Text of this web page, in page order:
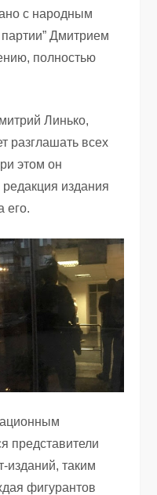
с народным
Дмитрием
полностью
Линько,
разглашать всех
этом он
издания
его.
представители
изданий, таким
фигурантов